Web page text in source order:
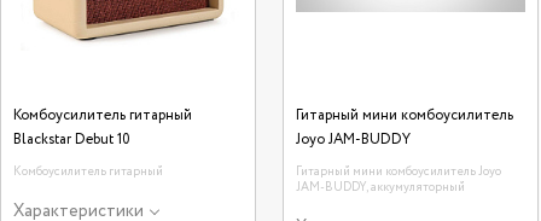
Комбоусилитель гитарный
Blackstar Debut 10
Комбоусилитель гитарный
Характеристики
Гитарный мини комбоусилитель
Joyo JAM-BUDDY
Гитарный мини комбоусилитель Joyo
JAM-BUDDY, аккумуляторный